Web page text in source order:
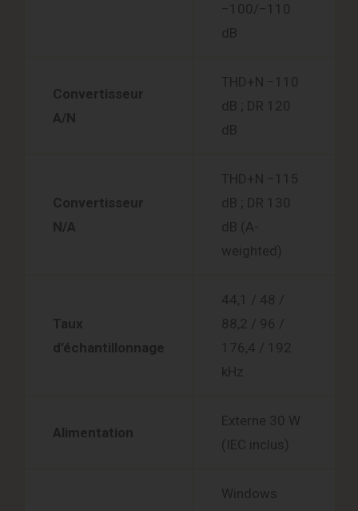
−100/−110
dB
Convertisseur
A/N
THD+N −110
dB ; DR 120
dB
Convertisseur
N/A
THD+N −115
dB ; DR 130
dB (A-
weighted)
Taux
d’échantillonnage
44,1 / 48 /
88,2 / 96 /
176,4 / 192
kHz
Alimentation
Externe 30 W
(IEC inclus)
Windows